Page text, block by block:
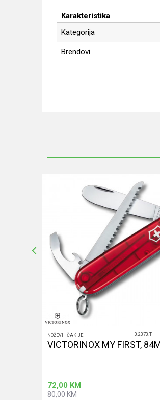
Karakteristika
Kategorija
Brendovi
POŠALJI
NOŽEVI I ČAKIJE 0.2373.T
VICTORINOX MY FIRST,
72,00 KM
80,00KM